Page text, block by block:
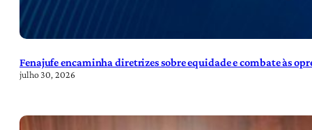
Fenajufe encaminha diretrizes sobre equidade e combate às
julho 30, 2026